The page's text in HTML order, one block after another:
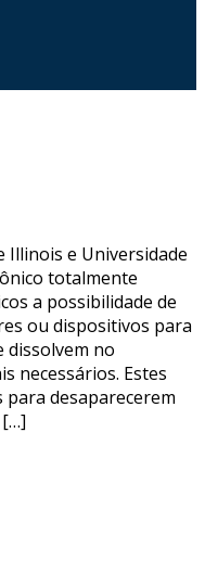
Illinois e Universidade
totalmente
a possibilidade de
ou dispositivos para
dissolvem no
necessários. Estes
desaparecerem
[…]